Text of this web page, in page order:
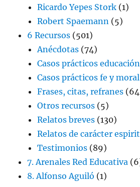
Ricardo Yepes Stork (1)
Robert Spaemann (5)
6 Recursos (501)
Anécdotas (74)
Casos prácticos
Casos prácticos fe y
Frases, citas, refranes
Otros recursos (5)
Relatos breves (130)
Relatos de carácter
Testimonios (89)
7. Arenales Red Educativa
8. Alfonso Aguiló (1)